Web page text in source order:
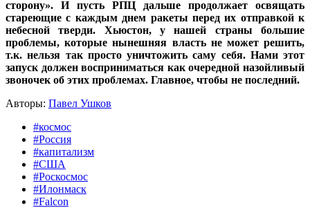
сторону». И пусть РПЦ дальше продолжает освящать
стареющие с каждым днем ракеты перед их отправкой к
небесной тверди. Хьюстон, у нашей страны большие
проблемы, которые нынешняя власть не может решить,
т.к. нельзя так просто уничтожить саму себя. Нами этот
запуск должен восприниматься как очередной назойливый
звоночек об этих проблемах. Главное, чтобы не последний.
Авторы: Павел Ушков
#космос
#Россия
#капитализм
#США
#Роскосмос
#Илонмаск
#Falcon